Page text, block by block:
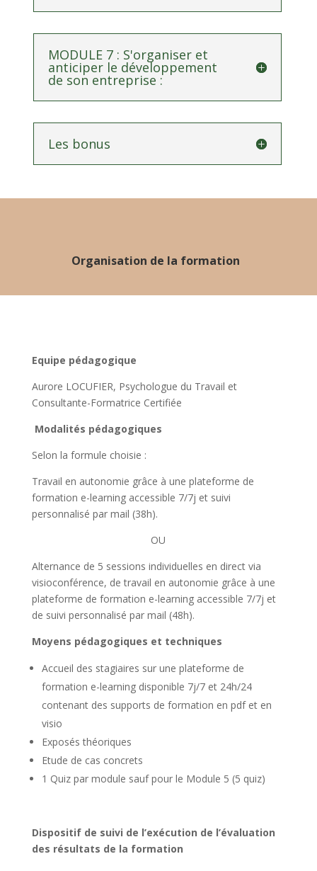
MODULE 7 : S'organiser et
anticiper le développement
de son entreprise :
Les bonus
Organisation de la formation
Equipe pédagogique
Aurore LOCUFIER, Psychologue du Travail et
Consultante-Formatrice Certifiée
Modalités pédagogiques
Selon la formule choisie :
Travail en autonomie grâce à une plateforme de
formation e-learning accessible 7/7j et suivi
personnalisé par mail (38h).
OU
Alternance de 5 sessions individuelles en direct via
visioconférence, de travail en autonomie grâce à une
plateforme de formation e-learning accessible 7/7j et
de suivi personnalisé par mail (48h).
Moyens pédagogiques et techniques
Accueil des stagiaires sur une plateforme de
formation e-learning disponible 7j/7 et 24h/24
contenant des supports de formation en pdf et en
visio
Exposés théoriques
Etude de cas concrets
1 Quiz par module sauf pour le Module 5 (5 quiz)
Dispositif de suivi de l’exécution de l’évaluation
des résultats de la formation